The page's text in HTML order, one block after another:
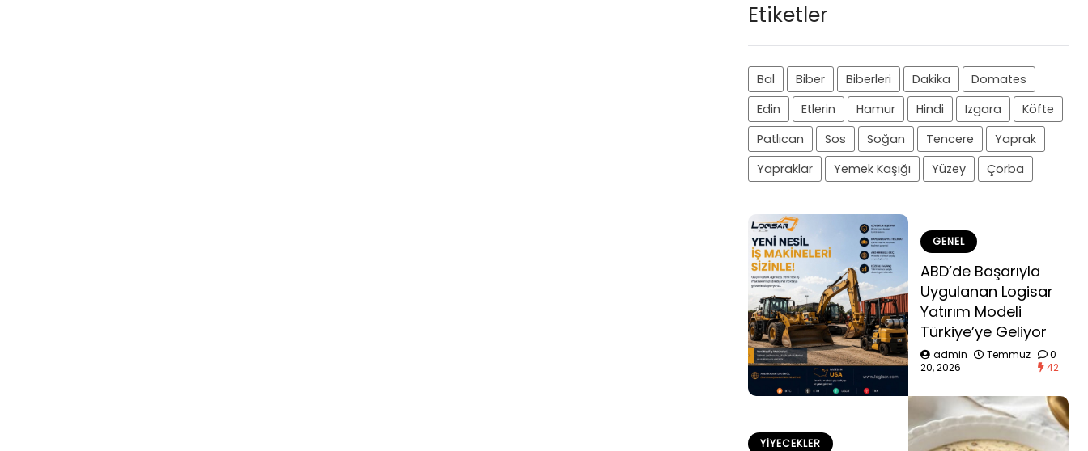
Etiketler
Bal Biber Biberleri Dakika
Domates
Edin
Etlerin Hamur Hindi Izgara
Köfte
Patlıcan
Sos Soğan Tencere
Yaprak
Yapraklar
Yemek Kaşığı Yüzey Çorba
GENEL
ABD’de Başarıyla
Uygulanan Logisar
Yatırım Modeli
Türkiye’ye Geliyor
admin
Temmuz
20, 2026
0
42
YIYECEKLER